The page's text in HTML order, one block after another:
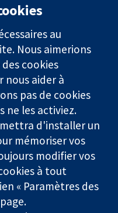
nous
Actualités
presse
Qui sommes-
nous
Offres
d'emploi
Library
caritative (n°
limitée par garantie (n°
au
Nous aimerions
cookies
aider à
pas de cookies
ne les activiez.
d'installer un
mémoriser vos
modifier vos
à tout
« Paramètres des